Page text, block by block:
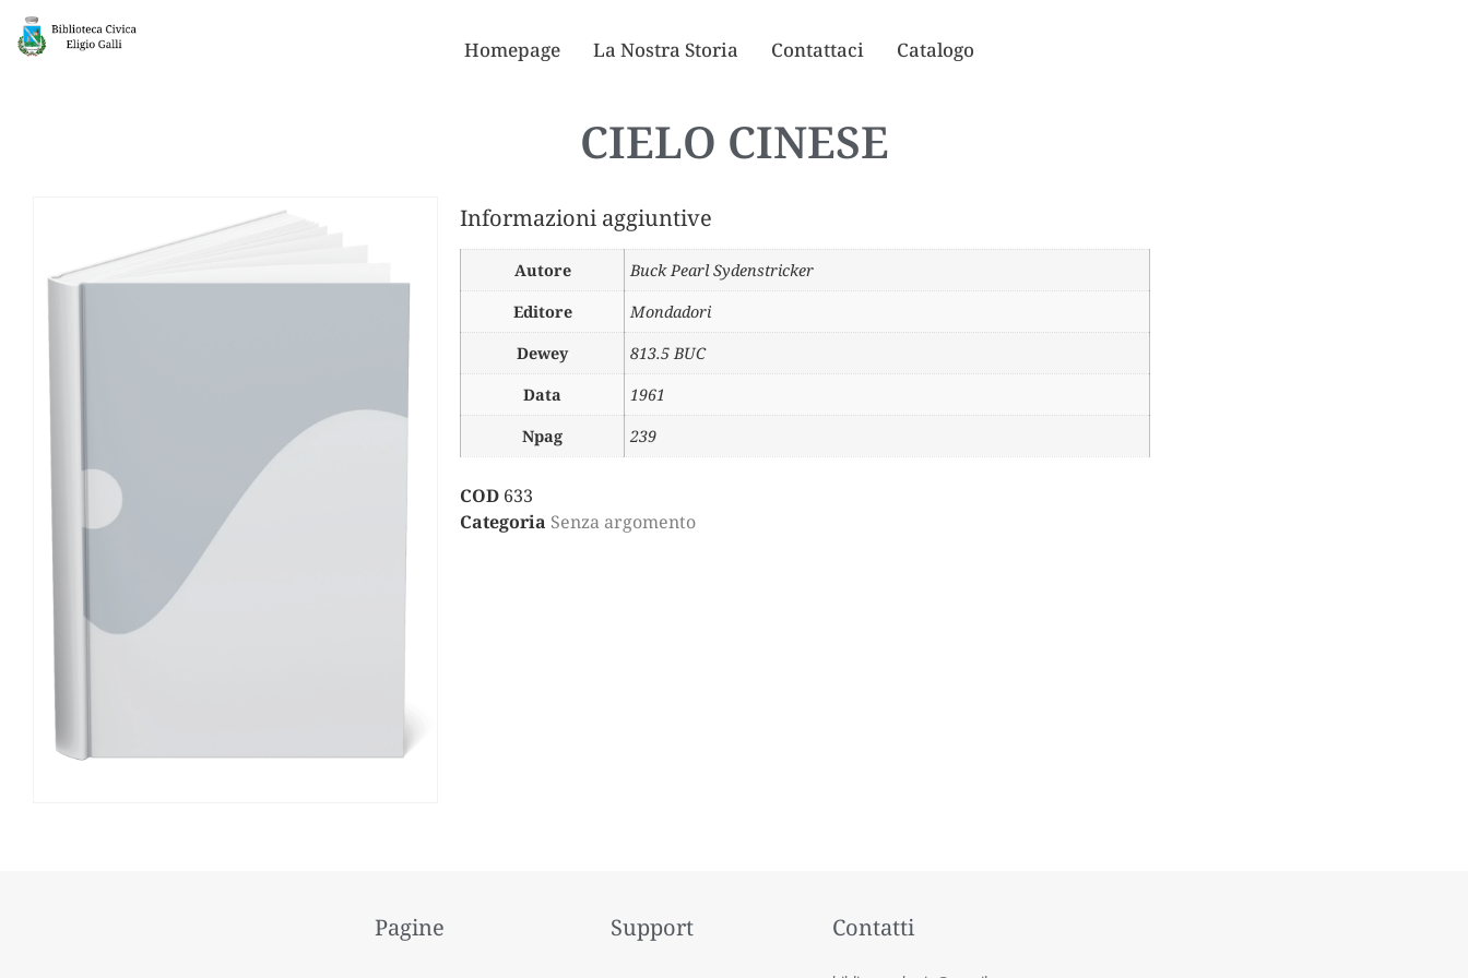
Homepage La Nostra Storia Contattaci Catalogo
CIELO CINESE
Informazioni aggiuntive
Autore
Buck Pearl Sydenstricker
Editore
Mondadori
Dewey
813.5 BUC
Data
1961
Npag
239
COD 633
Categoria Senza argomento
Pagine Support Contatti